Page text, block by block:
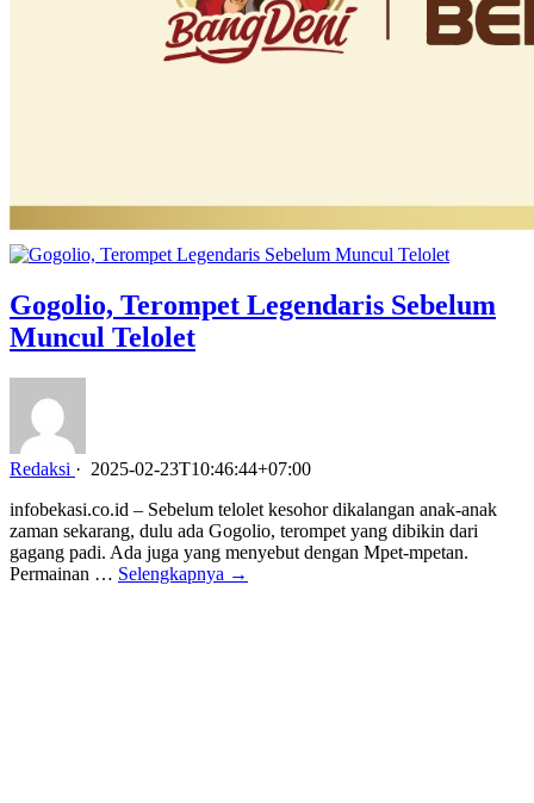
Gogolio, Terompet Legendaris Sebelum
Muncul Telolet
Redaksi · 2025-02-23T10:46:44+07:00
infobekasi.co.id – Sebelum telolet kesohor dikalangan anak-anak
zaman sekarang, dulu ada Gogolio, terompet yang dibikin dari
gagang padi. Ada juga yang menyebut dengan Mpet-mpetan.
Permainan … Selengkapnya →